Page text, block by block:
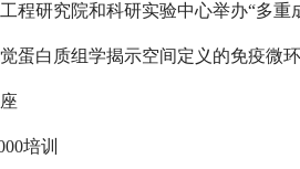
程研究院和科研实验中心举办“多
蛋白质组学揭示空间定义的免疫微
培训